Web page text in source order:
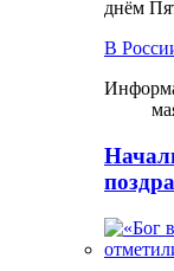
днём
В